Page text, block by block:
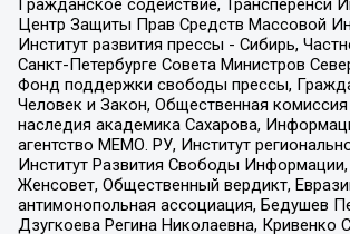
Гражданское содействие, Трансперенси
Центр Защиты Прав Средств Массовой
Институт развития прессы - Сибирь,
Санкт-Петербурге Совета Министров
Фонд поддержки свободы прессы,
Человек и Закон, Общественная
наследия академика Сахарова,
агентство МЕМО. РУ, Институт
Институт Развития Свободы
Женсовет, Общественный вердикт,
антимонопольная ассоциация, Бедушев
Дзугкоева Регина Николаевна, Кривенко